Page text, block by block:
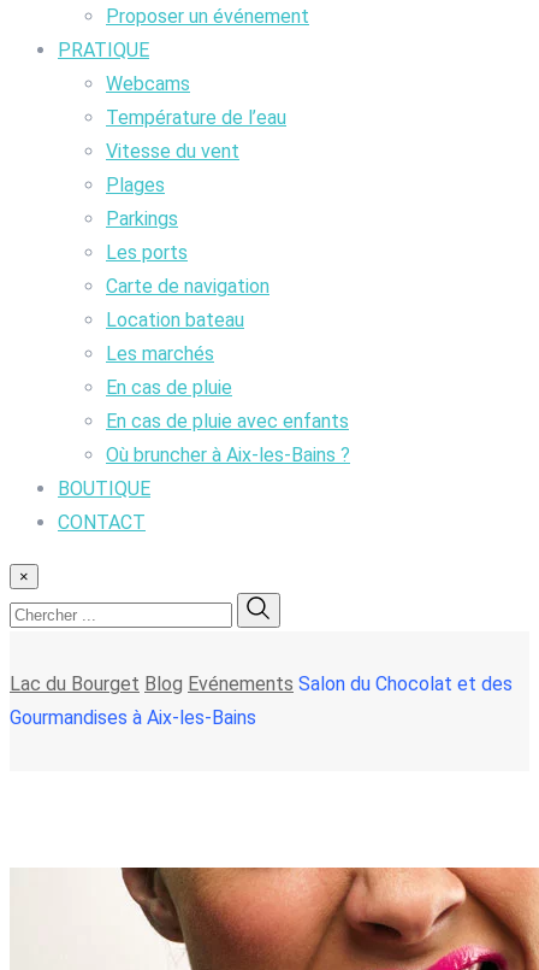
Proposer un événement
PRATIQUE
Webcams
Température de l’eau
Vitesse du vent
Plages
Parkings
Les ports
Carte de navigation
Location bateau
Les marchés
En cas de pluie
En cas de pluie avec enfants
Où bruncher à Aix-les-Bains ?
BOUTIQUE
CONTACT
×
Lac du Bourget Blog Evénements Salon du Chocolat et des
Gourmandises à Aix-les-Bains